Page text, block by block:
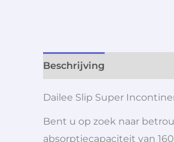
Beschrijving
Dailee Slip Super
Bent u op zoek naar
absorptiecapaciteit van